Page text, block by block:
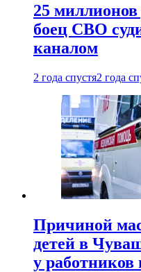
25 миллионов
боец СВО
каналом
2 года спустя2 года
Причиной
детей в
у работников